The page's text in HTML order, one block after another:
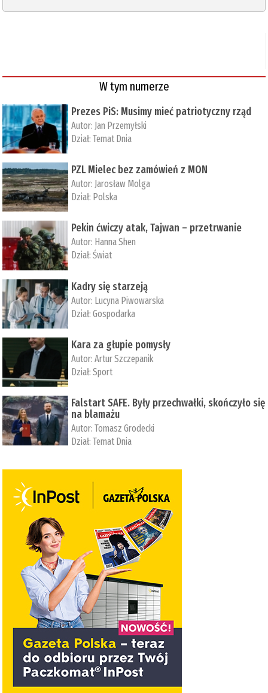
W tym numerze
Prezes PiS: Musimy mieć patriotyczny rząd
Autor: Jan Przemyłski
Dział:Temat Dnia
PZL Mielec bez zamówień z MON
Autor: Jarosław Molga
Dział: Polska
Pekin ćwiczy atak, Tajwan – przetrwanie
Autor: ­Hanna Shen
Dział:Świat
Kadry się starzeją
Autor: Lucyna Piwowarska
Dział:Gospodarka
Kara za głupie pomysły
Autor:Artur Szczepanik
Dział:Sport
Falstart SAFE. Były przechwałki, skończyło się
na blamażu
Autor:Tomasz Grodecki
Dział:Temat Dnia